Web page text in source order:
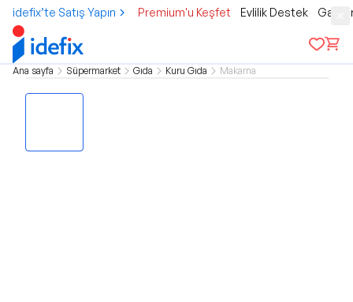
idefix’te Satış Yapın Premium'u Keşfet Evlilik Destek
Ana sayfa Süpermarket Gıda Kuru Gıda Makarna